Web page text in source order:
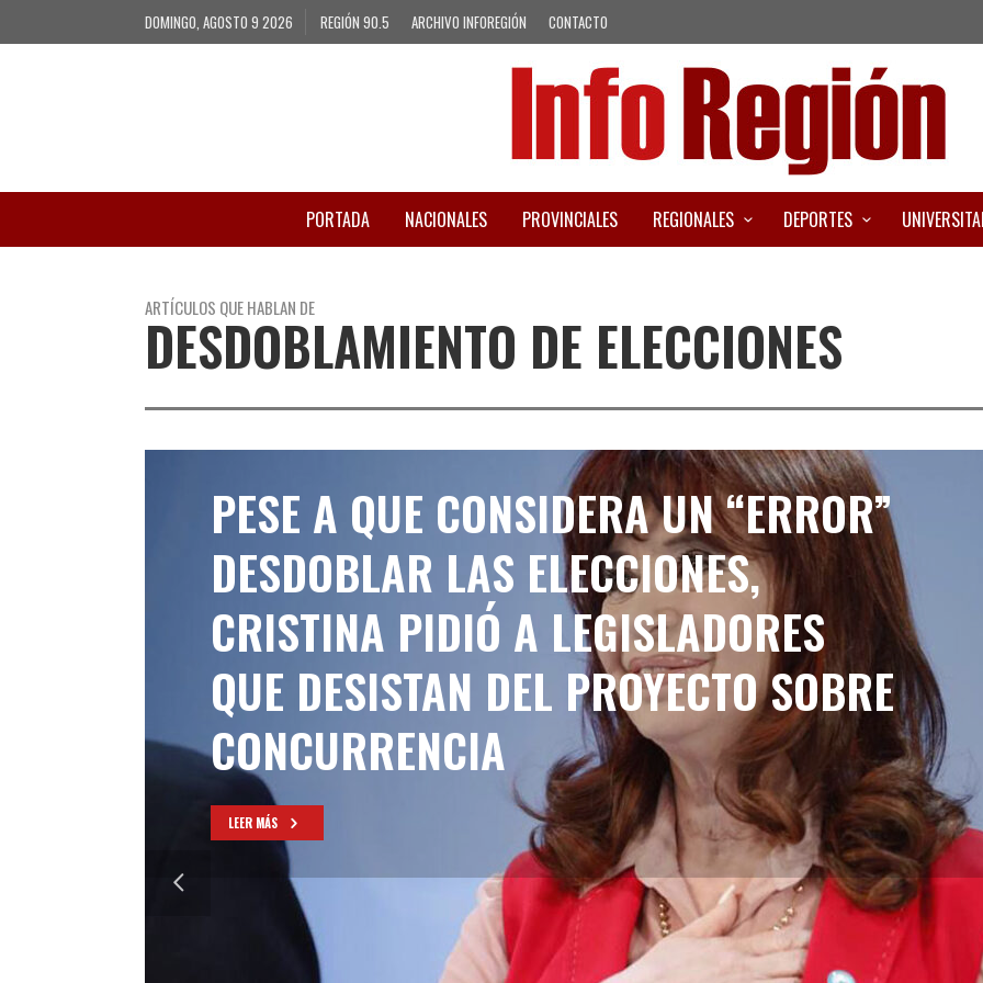
DOMINGO, AGOSTO 9 2026 REGIÓN 90.5 ARCHIVO INFOREGIÓN CONTACTO
PORTADA NACIONALES PROVINCIALES REGIONALES DEPORTES
ARTÍCULOS QUE HABLAN DE
DESDOBLAMIENTO DE ELECCIONES
PESE A QUE CONSIDERA UN “ERROR”
DESDOBLAR LAS ELECCIONES,
CRISTINA PIDIÓ A LEGISLADORES
QUE DESISTAN DEL PROYECTO SOBRE
CONCURRENCIA
LEER MÁS